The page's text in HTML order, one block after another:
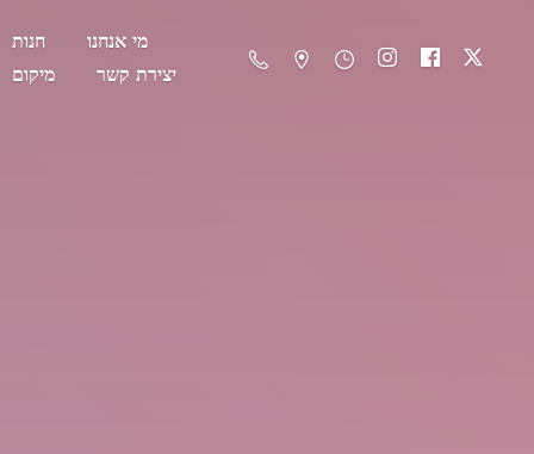
חנות
מי אנחנו
מיקום
יצירת קשר